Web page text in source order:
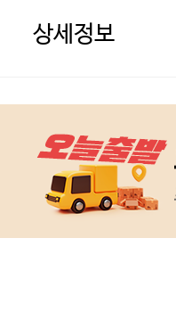
상세정보